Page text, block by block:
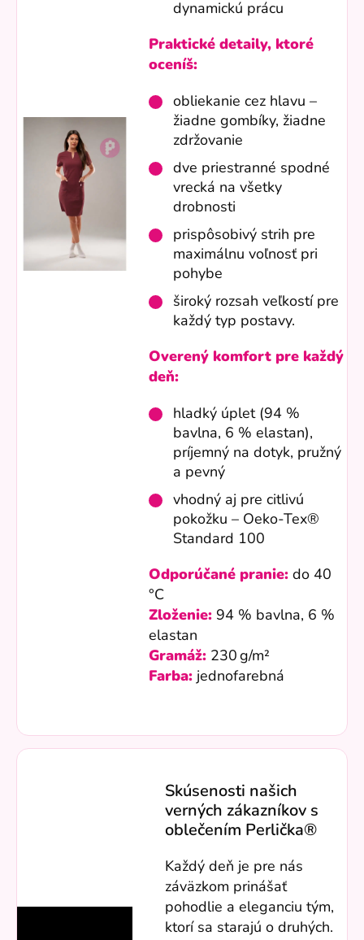
dynamickú prácu
Praktické detaily, ktoré
oceníš:
obliekanie cez hlavu –
žiadne gombíky, žiadne
zdržovanie
dve priestranné spodné
vrecká na všetky
drobnosti
prispôsobivý strih pre
maximálnu voľnosť pri
pohybe
široký rozsah veľkostí pre
každý typ postavy.
Overený komfort pre každý
deň:
hladký úplet (94 %
bavlna, 6 % elastan),
príjemný na dotyk, pružný
a pevný
vhodný aj pre citlivú
pokožku – Oeko-Tex®
Standard 100
Odporúčané pranie: do 40
°C
Zloženie: 94 % bavlna, 6 %
elastan
Gramáž: 230 g/m²
Farba: jednofarebná
Skúsenosti našich
verných zákazníkov s
oblečením Perlička®
Každý deň je pre nás
záväzkom prinášať
pohodlie a eleganciu tým,
ktorí sa starajú o druhých.